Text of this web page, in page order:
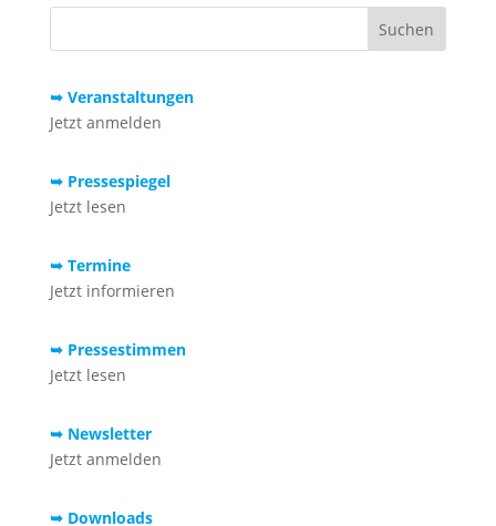
➥ Veranstaltungen
Jetzt anmelden
➥ Pressespiegel
Jetzt lesen
➥ Termine
Jetzt informieren
➥ Pressestimmen
Jetzt lesen
➥ Newsletter
Jetzt anmelden
➥ Downloads